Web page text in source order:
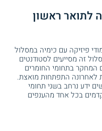
לתואר ראשון
פיזיקה עם כימיה במסלול
זה מסייעים לסטודנטים
המחקר בתחומי החומרים
לאחרונה התפתחות מואצת.
ידע נרחב בשני תחומי
בכל אחד מהענפים